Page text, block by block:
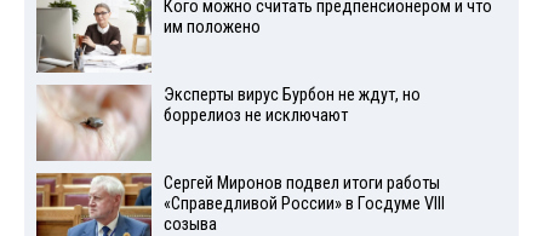
Кого можно считать предпенсионером и что
им положено
Эксперты вирус Бурбон не ждут, но
боррелиоз не исключают
Сергей Миронов подвел итоги работы
«Справедливой России» в Госдуме VIII
созыва